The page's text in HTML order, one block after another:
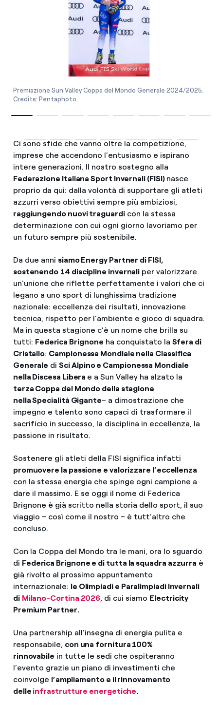
Premiazione Sun Valley Coppa del Mondo Generale 2024/2025.
Credits: Pentaphoto.
Ci sono sfide che vanno oltre la competizione,
imprese che accendono l’entusiasmo e ispirano
intere generazioni. Il nostro sostegno alla
Federazione Italiana Sport Invernali (FISI)nasce
proprio da qui: dalla volontà di supportare gli atleti
azzurri verso obiettivi sempre più ambiziosi,
raggiungendo nuovi traguardicon la stessa
determinazione con cui ogni giorno lavoriamo per
un futuro sempre più sostenibile.
Da due anni siamo Energy Partner di FISI,
sostenendo 14 discipline invernali per valorizzare
un'unione che riflette perfettamente i valori che ci
legano a uno sport di lunghissima tradizione
nazionale: eccellenza dei risultati, innovazione
tecnica, rispetto per l’ambiente e gioco di squadra.
Ma in questa stagione c’è un nome che brilla su
tutti: Federica Brignone ha conquistato la Sfera di
Cristallo: Campionessa Mondiale nella Classifica
Generale diSci Alpino e Campionessa Mondiale
nella Discesa Libera e a Sun Valley ha alzato la
terza Coppa del Mondo della stagione
nella Specialità Gigante– a dimostrazione che
impegno e talento sono capaci di trasformare il
sacrificio in successo, la disciplina in eccellenza, la
passione in risultato.
Sostenere gli atleti della FISI significa infatti
promuovere la passione e valorizzare l’eccellenza
con la stessa energia che spinge ogni campione a
dare il massimo. E se oggi il nome di Federica
Brignone è già scritto nella storia dello sport, il suo
viaggio – così come il nostro – è tutt’altro che
concluso.
Con la Coppa del Mondo tra le mani, ora lo sguardo
di Federica Brignone e di tutta la squadra azzurra è
già rivolto al prossimo appuntamento
internazionale: le Olimpiadi e Paralimpiadi Invernali
di Milano-Cortina 2026, di cui siamo Electricity
Premium Partner.
Una partnership all'insegna di energia pulita e
responsabile, con una fornitura 100%
rinnovabile in tutte le sedi che ospiteranno
l’evento grazie un piano di investimenti che
coinvolge l’ampliamento e il rinnovamento
delle infrastrutture energetiche.